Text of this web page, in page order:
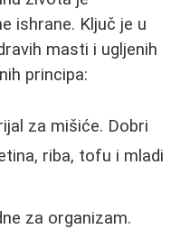
ishrane. Ključ je u
masti i ugljenih
principa:
za mišiće. Dobri
riba, tofu i mladi
za organizam.